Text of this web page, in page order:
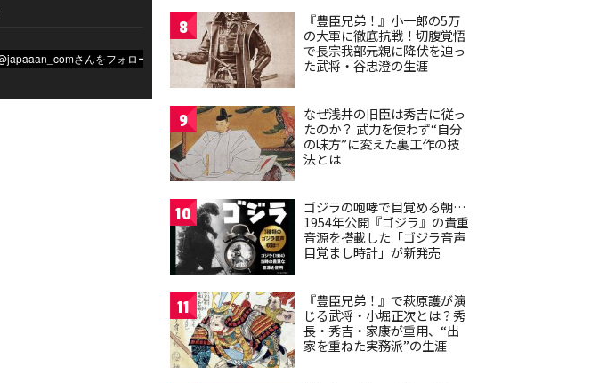
8
『豊臣兄弟！』小一郎の5万
の大軍に徹底抗戦！切腹覚悟
で長宗我部元親に降伏を迫っ
た武将・谷忠澄の生涯
9
なぜ浅井の旧臣は秀吉に従っ
たのか？ 武力を使わず“自分
の味方”に変えた裏工作の技
法とは
10
ゴジラの咆哮で目覚める朝…
1954年公開『ゴジラ』の貴重
音源を搭載した「ゴジラ音声
目覚まし時計」が新発売
11
『豊臣兄弟！』で萩原護が演
じる武将・小堀正次とは？秀
長・秀吉・家康が重用、“出
家を重ねた実務派”の生涯